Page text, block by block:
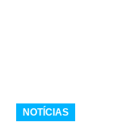
Categories
NOTÍCIAS